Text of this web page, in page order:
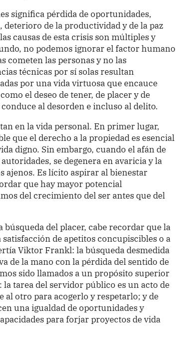
significa pérdida de oportunidades,
deterioro de la productividad y de la paz
causas de esta crisis son múltiples y
no podemos ignorar el factor humano
cometen las personas y no las
técnicas por sí solas resultan
por una vida virtuosa que encauce
el deseo de tener, de placer y de
al desorden e incluso al delito.
en la vida personal. En primer lugar,
que el derecho a la propiedad es esencial
digno. Sin embargo, cuando el afán de
se degenera en avaricia y la
ajenos. Es lícito aspirar al bienestar
que hay mayor potencial
del crecimiento del ser antes que del
búsqueda del placer, cabe recordar que la
de apetitos concupiscibles o a
Viktor Frankl: la búsqueda desmedida
de la mano con la pérdida del sentido de
sido llamados a un propósito superior
tarea del servidor público es un acto de
al otro para acogerlo y respetarlo; y de
una igualdad de oportunidades y
para forjar proyectos de vida